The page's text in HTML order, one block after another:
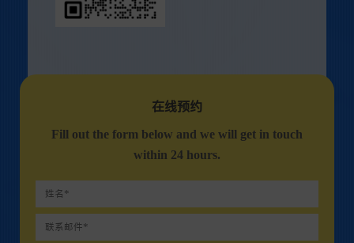
在线预约
Fill out the form below and we will get in touch
within 24 hours.